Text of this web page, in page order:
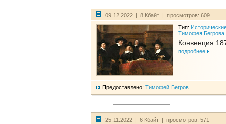
09.12.2022 | 8 Кбайт | просмотров: 609
Тип:
Тимофея Бегрова
Конвенция
подробнее
Предоставлено: Тимофей Бегров
25.11.2022 | 6 Кбайт | просмотров: 571